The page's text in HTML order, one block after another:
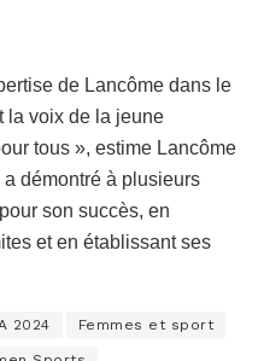
de Lancôme dans le
la voix de la jeune
tous », estime Lancôme
démontré à plusieurs
son succès, en
et en établissant ses
2024 Femmes et sport